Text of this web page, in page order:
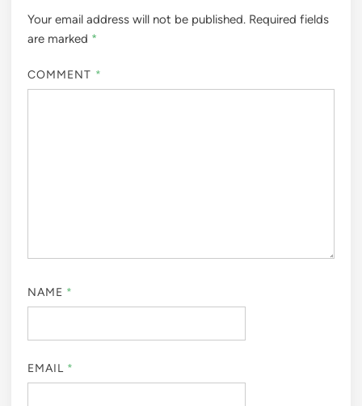
Your email address will not be published. Required fields
are marked *
COMMENT *
NAME *
EMAIL *